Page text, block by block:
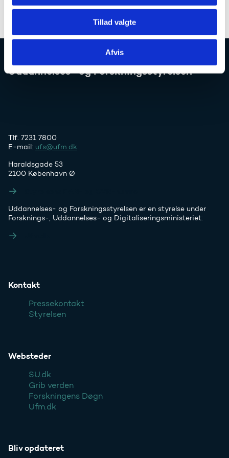
Tillad valgte
Afvis
Uddannelses- og Forskningsstyrelsen
Tlf. 7231 7800
E-mail: ufs@ufm.dk
Haraldsgade 53
2100 København Ø
Uddannelses- og Forskningsstyrelsen er en styrelse under
Forsknings-, Uddannelses- og Digitaliseringsministeriet:
Kontakt
Pressekontakt
Styrelsen
Websteder
SU.dk
Grib verden
Forskningens Døgn
Ufm.dk
Bliv opdateret